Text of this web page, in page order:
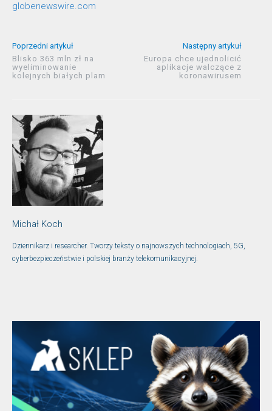
globenewswire.com
Poprzedni artykuł
Blisko 363 mln zł na
wyeliminowanie
kolejnych białych plam
Następny artykuł
Europa chce ujednolicić
aplikacje walczące z
koronawirusem
Michał Koch
Dziennikarz i researcher. Tworzy teksty o najnowszych technologiach, 5G,
cyberbezpieczeństwie i polskiej branży telekomunikacyjnej.